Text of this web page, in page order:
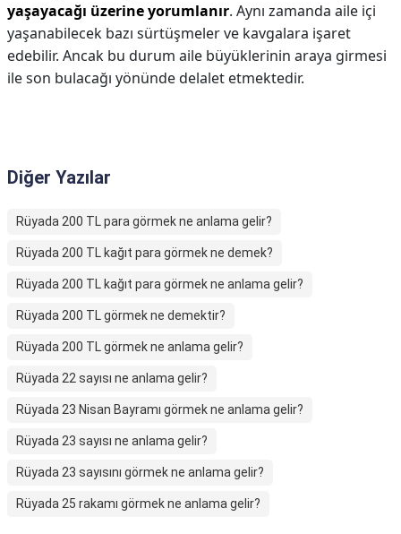
yaşayacağı üzerine yorumlanır. Aynı zamanda aile içi
yaşanabilecek bazı sürtüşmeler ve kavgalara işaret
edebilir. Ancak bu durum aile büyüklerinin araya girmesi
ile son bulacağı yönünde delalet etmektedir.
Diğer Yazılar
Rüyada 200 TL para görmek ne anlama gelir?
Rüyada 200 TL kağıt para görmek ne demek?
Rüyada 200 TL kağıt para görmek ne anlama gelir?
Rüyada 200 TL görmek ne demektir?
Rüyada 200 TL görmek ne anlama gelir?
Rüyada 22 sayısı ne anlama gelir?
Rüyada 23 Nisan Bayramı görmek ne anlama gelir?
Rüyada 23 sayısı ne anlama gelir?
Rüyada 23 sayısını görmek ne anlama gelir?
Rüyada 25 rakamı görmek ne anlama gelir?